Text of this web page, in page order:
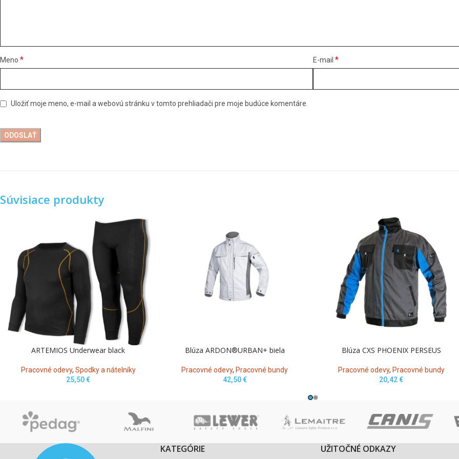
Meno * E-mail *
Uložiť moje meno, e-mail a webovú stránku v tomto prehliadači pre moje budúce komentáre.
Súvisiace produkty
ARTEMIOS Underwear black
Pracovné odevy, Spodky a nátelníky
25,50€
Blúza ARDON®URBAN+ biela
Pracovné odevy, Pracovné bundy
42,50€
Blúza CXS PHOENIX PERSEUS
Pracovné odevy, Pracovné bundy
20,42€
KATEGÓRIE UŽITOČNÉ ODKAZY